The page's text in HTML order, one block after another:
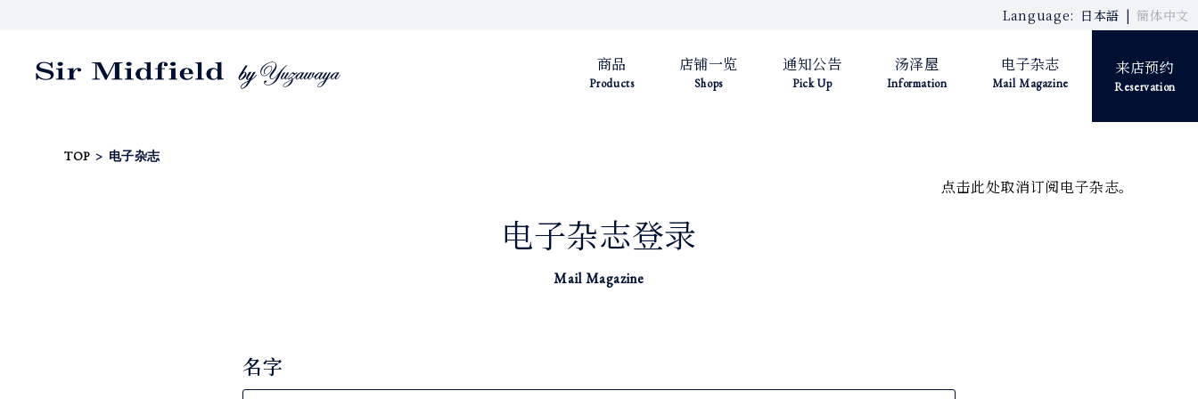
Language: 日本語 簡体中文
商品
Products
店铺一览
Shops
通知公告
Pick Up
汤泽屋
Information
电子杂志
Mail Magazine
来店预约
Reservation
TOP > 电子杂志
点击此处取消订阅电子杂志。
电子杂志登录
Mail Magazine
名字